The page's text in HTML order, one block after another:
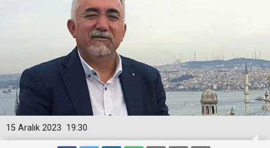
19:30
15 Aralık 2023